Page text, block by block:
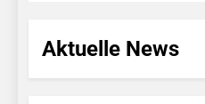
Aktuelle News